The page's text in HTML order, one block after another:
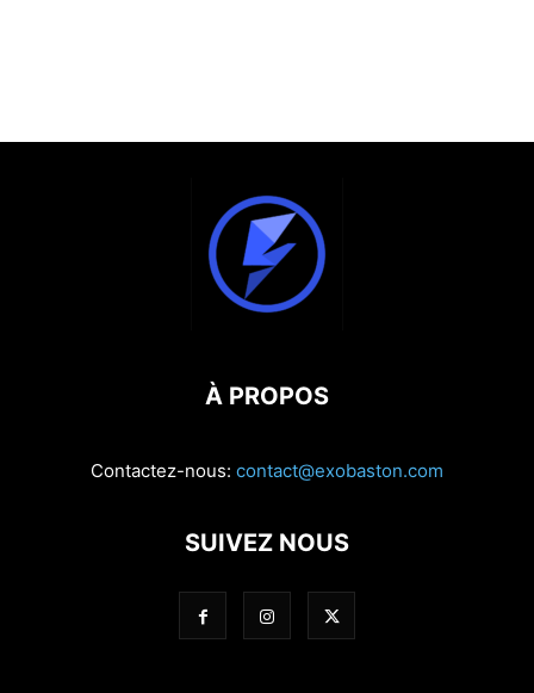
À PROPOS
Contactez-nous: contact@exobaston.com
SUIVEZ NOUS